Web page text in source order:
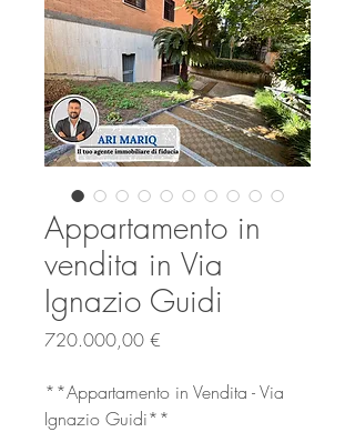
Appartamento in
vendita in Via
Ignazio Guidi
720.000,00 €
**Appartamento in Vendita - Via
Ignazio Guidi**